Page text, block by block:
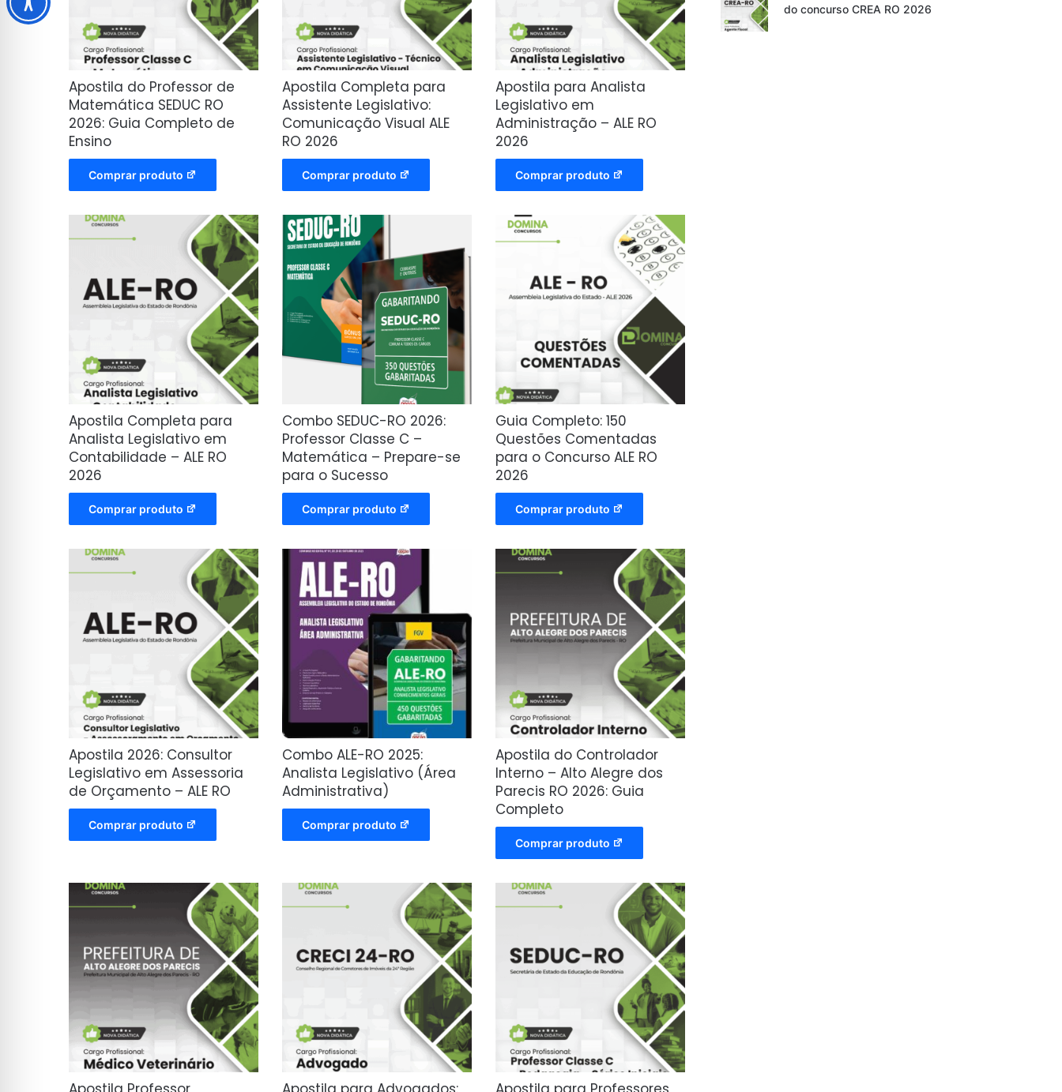
Apostila do Professor de
Matemática SEDUC RO
2026: Guia Completo de
Ensino
Comprar produto
Apostila Completa para
Assistente Legislativo:
Comunicação Visual ALE
RO 2026
Comprar produto
Apostila para Analista
Legislativo em
Administração – ALE RO
2026
Comprar produto
Apostila Completa para
Analista Legislativo em
Contabilidade – ALE RO
2026
Comprar produto
Combo SEDUC-RO 2026:
Professor Classe C –
Matemática – Prepare-se
para o Sucesso
Comprar produto
Guia Completo: 150
Questões Comentadas
para o Concurso ALE RO
2026
Comprar produto
Apostila 2026: Consultor
Legislativo em Assessoria
de Orçamento – ALE RO
Comprar produto
Combo ALE-RO 2025:
Analista Legislativo (Área
Administrativa)
Comprar produto
Apostila do Controlador
Interno – Alto Alegre dos
Parecis RO 2026: Guia
Completo
Comprar produto
do concurso CREA RO 2026